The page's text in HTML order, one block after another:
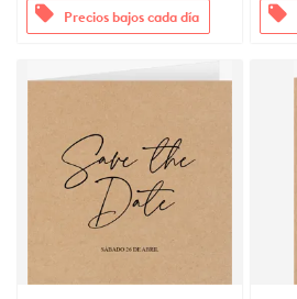
offers Precios bajos cada día offers